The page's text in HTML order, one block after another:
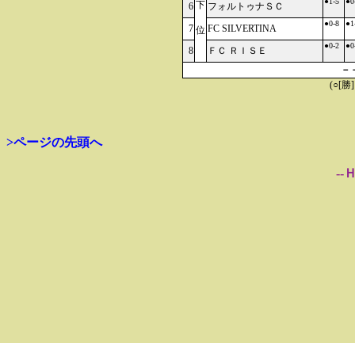
下
位
6 フォルトゥナＳＣ
7 FC SILVERTINA ●0-8
8 ＦＣ ＲＩＳＥ ●0-2
－
(○[勝
>ページの先頭へ
--